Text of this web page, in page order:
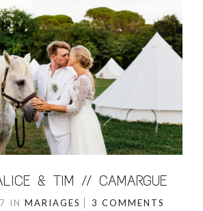
& TIM // CAMARGUE
IN MARIAGES 3 COMMENTS